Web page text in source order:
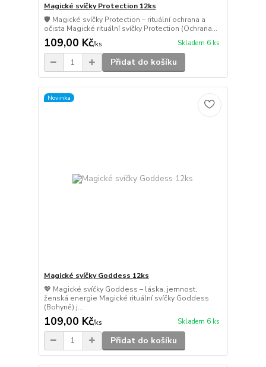
Magické svíčky Protection 12ks
🛡️ Magické svíčky Protection – rituální ochrana a
očista Magické rituální svíčky Protection (Ochrana...
109,00 Kč/ks Skladem 6 ks
Přidat do košíku
Novinka
Magické svíčky Goddess 12ks
💖 Magické svíčky Goddess – láska, jemnost,
ženská energie Magické rituální svíčky Goddess
(Bohyně) j...
109,00 Kč/ks Skladem 6 ks
Přidat do košíku